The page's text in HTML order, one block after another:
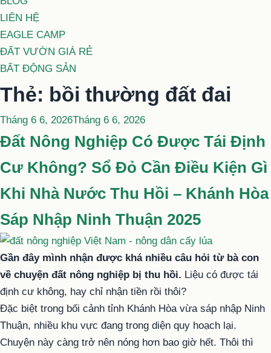
LIÊN HỆ
EAGLE CAMP
ĐẤT VƯỜN GIÁ RẺ
BẤT ĐỘNG SẢN
Thẻ: bồi thường đất đai
Đăng
trong
Tháng 6 6, 2026Tháng 6 6, 2026
Đất Nông Nghiệp Có Được Tái Định
Cư Không? Sổ Đỏ Cần Điều Kiện Gì
Khi Nhà Nước Thu Hồi – Khánh Hòa
Sáp Nhập Ninh Thuận 2025
Gần đây mình nhận được khá nhiều câu hỏi từ bà con
về chuyện đất nông nghiệp bị thu hồi. Liệu có được tái
định cư không, hay chỉ nhận tiền rồi thôi?
Đặc biệt trong bối cảnh tỉnh Khánh Hòa vừa sáp nhập Ninh
Thuận, nhiều khu vực đang trong diện quy hoạch lại.
Chuyện này càng trở nên nóng hơn bao giờ hết. Thôi thì